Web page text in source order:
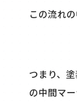
この流れ
つまり、
の中間マ